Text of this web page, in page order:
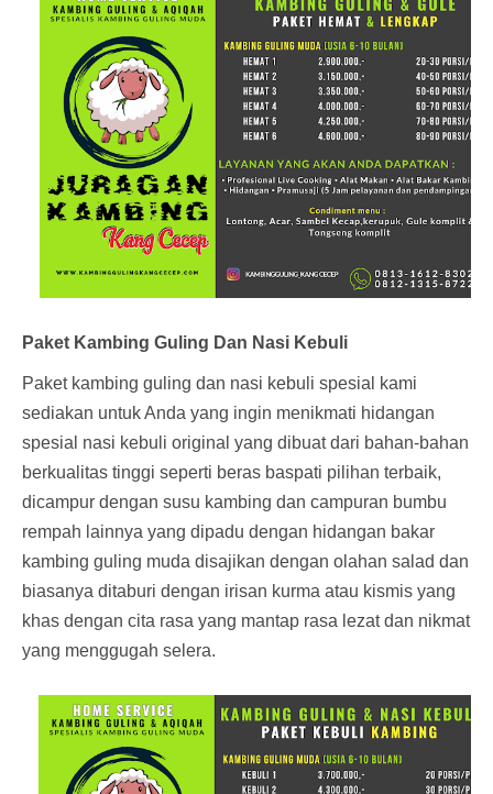
Paket Kambing Guling Dan Nasi Kebuli
Paket kambing guling dan nasi kebuli spesial kami
sediakan untuk Anda yang ingin menikmati hidangan
spesial nasi kebuli original yang dibuat dari bahan-bahan
berkualitas tinggi seperti beras baspati pilihan terbaik,
dicampur dengan susu kambing dan campuran bumbu
rempah lainnya yang dipadu dengan hidangan bakar
kambing guling muda disajikan dengan olahan salad dan
biasanya ditaburi dengan irisan kurma atau kismis yang
khas dengan cita rasa yang mantap rasa lezat dan nikmat
yang menggugah selera.